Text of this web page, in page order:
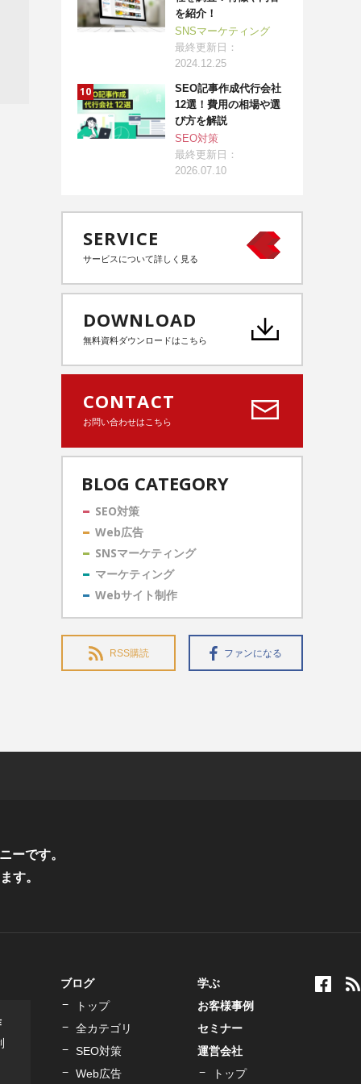
を紹介！
SNSマーケティング
最終更新日：
2024.12.25
SEO記事作成代行会社
12選！費用の相場や選
び方を解説
SEO対策
最終更新日：
2026.07.10
SERVICE
サービスについて詳しく見る
DOWNLOAD
無料資料ダウンロードはこちら
CONTACT
お問い合わせはこちら
BLOG CATEGORY
SEO対策
Web広告
SNSマーケティング
マーケティング
Webサイト制作
RSS購読 ファンになる
ーです。
す。
ブログ
トップ
全カテゴリ
SEO対策
Web広告
学ぶ
お客様事例
セミナー
運営会社
トップ